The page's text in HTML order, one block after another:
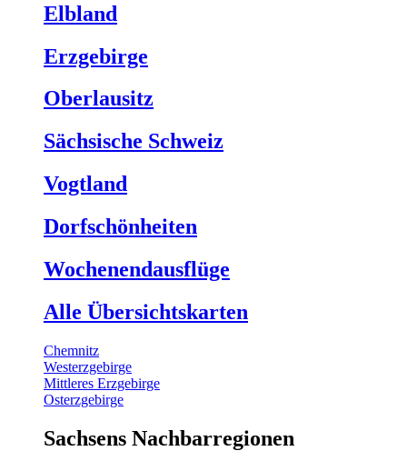
Elbland
Erzgebirge
Oberlausitz
Sächsische Schweiz
Vogtland
Dorfschönheiten
Wochenendausflüge
Alle Übersichtskarten
Chemnitz
Westerzgebirge
Mittleres Erzgebirge
Osterzgebirge
Sachsens Nachbarregionen